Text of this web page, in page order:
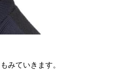
みていきます。